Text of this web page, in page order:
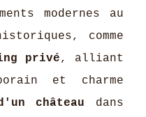
modernes au
comme
privé, alliant
et charme
château dans